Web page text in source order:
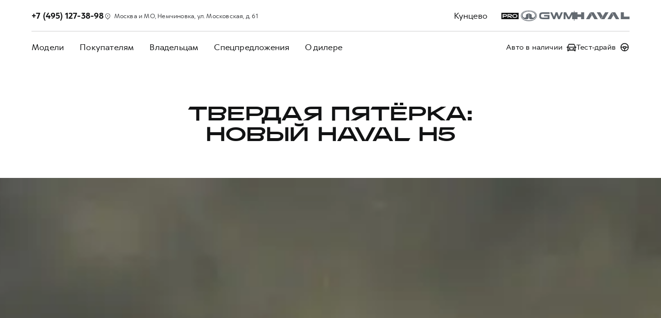
Кунцево
+7 (495) 127-38-98 Москва и МО, Немчиновка, ул. Московская, д. 61
Модели Покупателям Владельцам Спецпредложения О дилере Авто в наличии Тест-драйв
ТВЕРДАЯ ПЯТЁРКА:
НОВЫЙ HAVAL H5